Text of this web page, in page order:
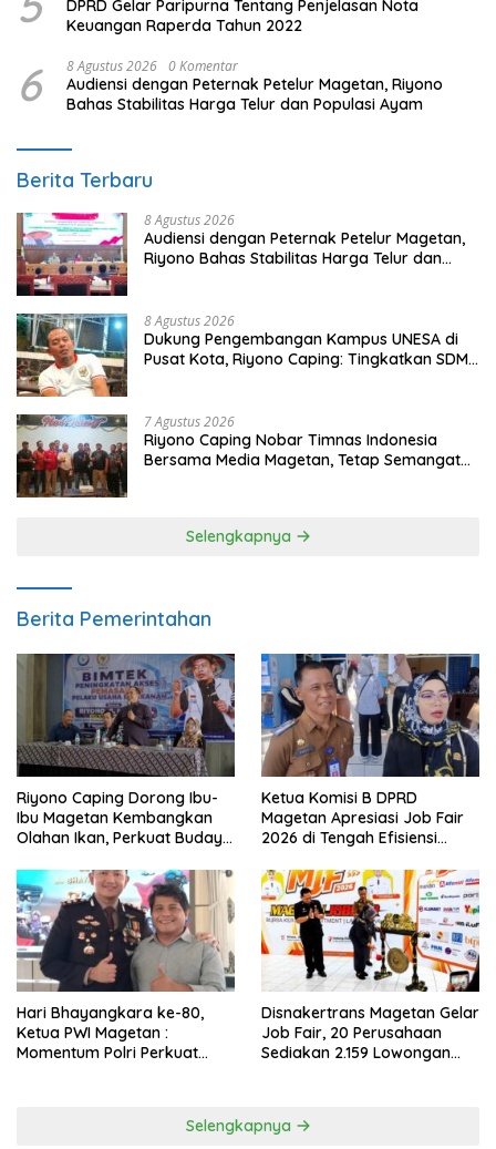
DPRD Gelar Paripurna Tentang Penjelasan Nota
Keuangan Raperda Tahun 2022
6 8 Agustus 2026 0 Komentar
Audiensi dengan Peternak Petelur Magetan, Riyono
Bahas Stabilitas Harga Telur dan Populasi Ayam
Berita Terbaru
8 Agustus 2026
Audiensi dengan Peternak Petelur Magetan,
Riyono Bahas Stabilitas Harga Telur dan
8 Agustus 2026
Dukung Pengembangan Kampus UNESA di
Pusat Kota, Riyono Caping: Tingkatkan SDM
7 Agustus 2026
Riyono Caping Nobar Timnas Indonesia
Bersama Media Magetan, Tetap Semangat
Selengkapnya
Berita Pemerintahan
Riyono Caping Dorong Ibu-
Ibu Magetan Kembangkan
Olahan Ikan, Perkuat Budaya
Ketua Komisi B DPRD
Magetan Apresiasi Job Fair
2026 di Tengah Efisiensi
Hari Bhayangkara ke-80,
Ketua PWI Magetan :
Momentum Polri Perkuat
Disnakertrans Magetan Gelar
Job Fair, 20 Perusahaan
Sediakan 2.159 Lowongan
Selengkapnya